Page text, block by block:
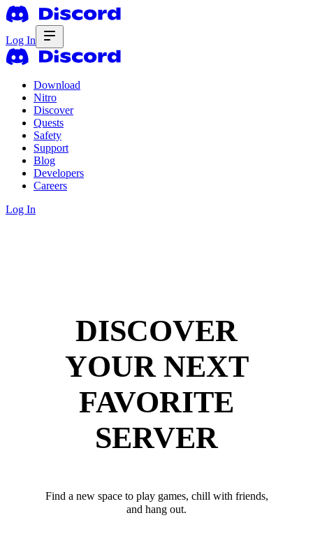
Log In
Download
Nitro
Discover
Quests
Safety
Support
Blog
Developers
Careers
Log In
DISCOVER
YOUR NEXT
FAVORITE
SERVER
Find a new space to play games, chill with friends,
and hang out.